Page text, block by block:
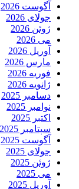
آگوست 2026
جولای 2026
ژوئن 2026
می 2026
آوریل 2026
مارس 2026
فوریه 2026
ژانویه 2026
دسامبر 2025
نوامبر 2025
اکتبر 2025
سپتامبر 2025
آگوست 2025
جولای 2025
ژوئن 2025
می 2025
آوریل 2025